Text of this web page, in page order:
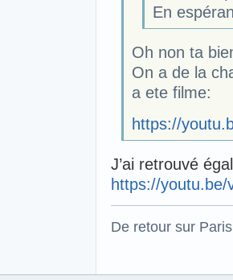
En
Oh non ta
On a de la
a ete filme:
https://
J’ai retrouvé
https://youtu.be/
De retour sur Paris